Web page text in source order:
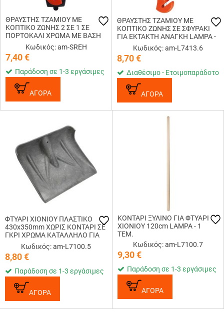
ΘΡΑΥΣΤΗΣ ΤΖΑΜΙΟΥ ΜΕ
ΚΟΠΤΙΚΟ ΖΩΝΗΣ 2 ΣΕ 1 ΣΕ
ΠΟΡΤΟΚΑΛΙ ΧΡΩΜΑ ΜΕ ΒΑΣΗ
ΣΤΗΡΙΞΗΣ​ SIMONI RACING - 1
Κωδικός: am-SREH
7,40€
Παράδοση σε 1-3 εργάσιμες
ΑΓΟΡΑ
ΘΡΑΥΣΤΗΣ ΤΖΑΜΙΟΥ ΜΕ
ΚΟΠΤΙΚΟ ΖΩΝΗΣ ΣΕ ΣΦΥΡΑΚΙ
ΓΙΑ ΕΚΤΑΚΤΗ ΑΝΑΓΚΗ LAMPA -
1 ΤΕΜ.Κωδικός: am-L7413.6
8,70€
Διαθέσιμο - Ετοιμοπαράδοτο
ΑΓΟΡΑ
ΦΤΥΑΡΙ ΧΙΟΝΙΟΥ ΠΛΑΣΤΙΚΟ
430x350mm ΧΩΡΙΣ ΚΟΝΤΑΡΙ ΣΕ
ΓΚΡΙ ΧΡΩΜΑ ΚΑΤΑΛΛΗΛΟ ΓΙΑ
ΚΟΝΤΑΡΙ L7100.7 LAMPA - 1
Κωδικός: am-L7100.5
8,80€
Παράδοση σε 1-3 εργάσιμες
ΑΓΟΡΑ
ΚΟΝΤΑΡΙ ΞΥΛΙΝΟ ΓΙΑ ΦΤΥΑΡΙ
ΧΙΟΝΙΟΥ 120cm LAMPA - 1
ΤΕΜ.
Κωδικός: am-L7100.7
9,30€
Παράδοση σε 1-3 εργάσιμες
ΑΓΟΡΑ